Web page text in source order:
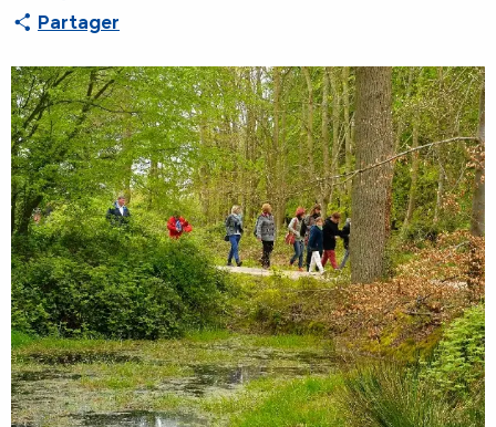
Partager